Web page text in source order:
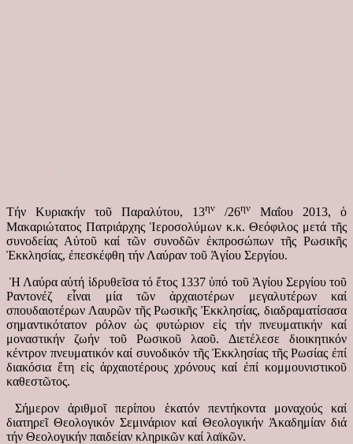
Τήν Κυριακήν τοῦ Παραλύτου, 13ην /26ην Μαΐου 2013, ὁ
Μακαριώτατος Πατριάρχης Ἱεροσολύμων κ.κ. Θεόφιλος μετά τῆς
συνοδείας Αὐτοῦ καί τῶν συνοδῶν ἐκπροσώπων τῆς Ρωσικῆς
Ἐκκλησίας, ἐπεσκέφθη τήν Λαύραν τοῦ Ἁγίου Σεργίου.
Ἡ Λαύρα αὐτή ἱδρυθεῖσα τό ἔτος 1337 ὑπό τοῦ Ἁγίου Σεργίου τοῦ
Ραντονέζ εἶναι μία τῶν ἀρχαιοτέρων μεγαλυτέρων καί
σπουδαιοτέρων Λαυρῶν τῆς Ρωσικῆς Ἐκκλησίας, διαδραματίσασα
σημαντικότατον ρόλον ὡς φυτώριον εἰς τήν πνευματικήν καί
μοναστικήν ζωήν τοῦ Ρωσικοῦ λαοῦ. Διετέλεσε διοικητικόν
κέντρον πνευματικόν καί συνοδικόν τῆς Ἐκκλησίας τῆς Ρωσίας ἐπί
διακόσια ἔτη εἰς ἀρχαιοτέρους χρόνους καί ἐπί κομμουνιστικοῦ
καθεστῶτος.
Σήμερον ἀριθμοῖ περίπου ἑκατόν πεντήκοντα μοναχούς καί
διατηρεῖ Θεολογικόν Σεμινάριον καί Θεολογικήν Ἀκαδημίαν διά
τήν Θεολογικήν παιδείαν κληρικῶν καί λαϊκῶν.